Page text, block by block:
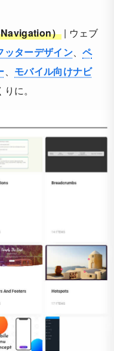
Navigation）| ウェブ
ッターデザイン、ペ
、 モバイル向けナビ
に。